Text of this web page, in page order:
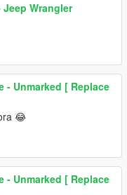
Wrangler
- Unmarked [ Replace
😂
- Unmarked [ Replace